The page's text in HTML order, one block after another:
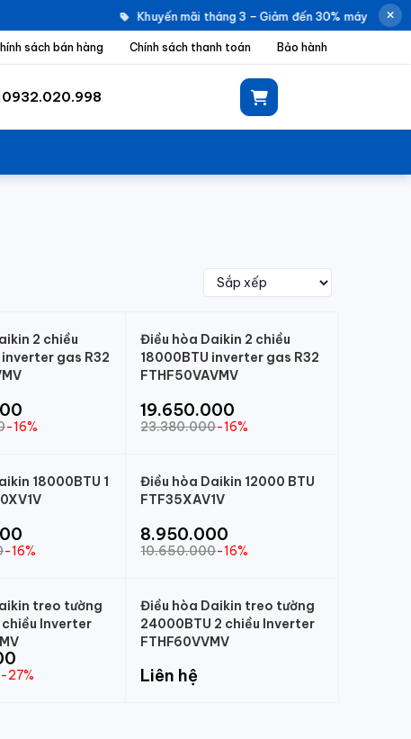
Khuyến mãi tháng 3 – Giảm đến 30% máy giặt
sách bán hàng Chính sách thanh toán Bảo hành
0932.020.998
2 chiều
gas R32
-16%
Điều hòa Daikin 2 chiều
18000BTU inverter gas R32
FTHF50VAVMV
19.650.000
23.380.000-16%
18000BTU 1
-16%
Điều hòa Daikin 12000 BTU
FTF35XAV1V
8.950.000
10.650.000-16%
treo tường
chiều Inverter
-27%
Điều hòa Daikin treo tường
24000BTU 2 chiều Inverter
FTHF60VVMV
Liên hệ